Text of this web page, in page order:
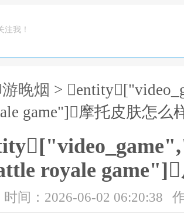
注我！
晚烟 >
game"]摩托皮肤怎么
royale
时间：2026-06-02 06:20:38